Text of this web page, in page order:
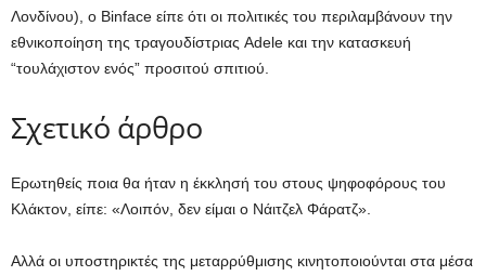
Λονδίνου), ο Binface είπε ότι οι πολιτικές του περιλαμβάνουν την
εθνικοποίηση της τραγουδίστριας Adele και την κατασκευή
“τουλάχιστον ενός” προσιτού σπιτιού.
Σχετικό άρθρο
Ερωτηθείς ποια θα ήταν η έκκλησή του στους ψηφοφόρους του
Κλάκτον, είπε: «Λοιπόν, δεν είμαι ο Νάιτζελ Φάρατζ».
Αλλά οι υποστηρικτές της μεταρρύθμισης κινητοποιούνται στα μέσα